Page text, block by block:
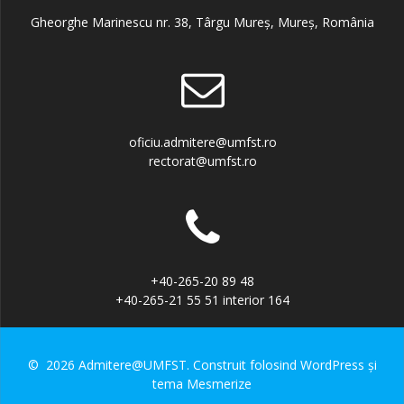
Gheorghe Marinescu nr. 38, Târgu Mureș, Mureș, România
oficiu.admitere@umfst.ro
rectorat@umfst.ro
+40-265-20 89 48
+40-265-21 55 51 interior 164
© 2026 Admitere@UMFST. Construit folosind WordPress și
tema Mesmerize